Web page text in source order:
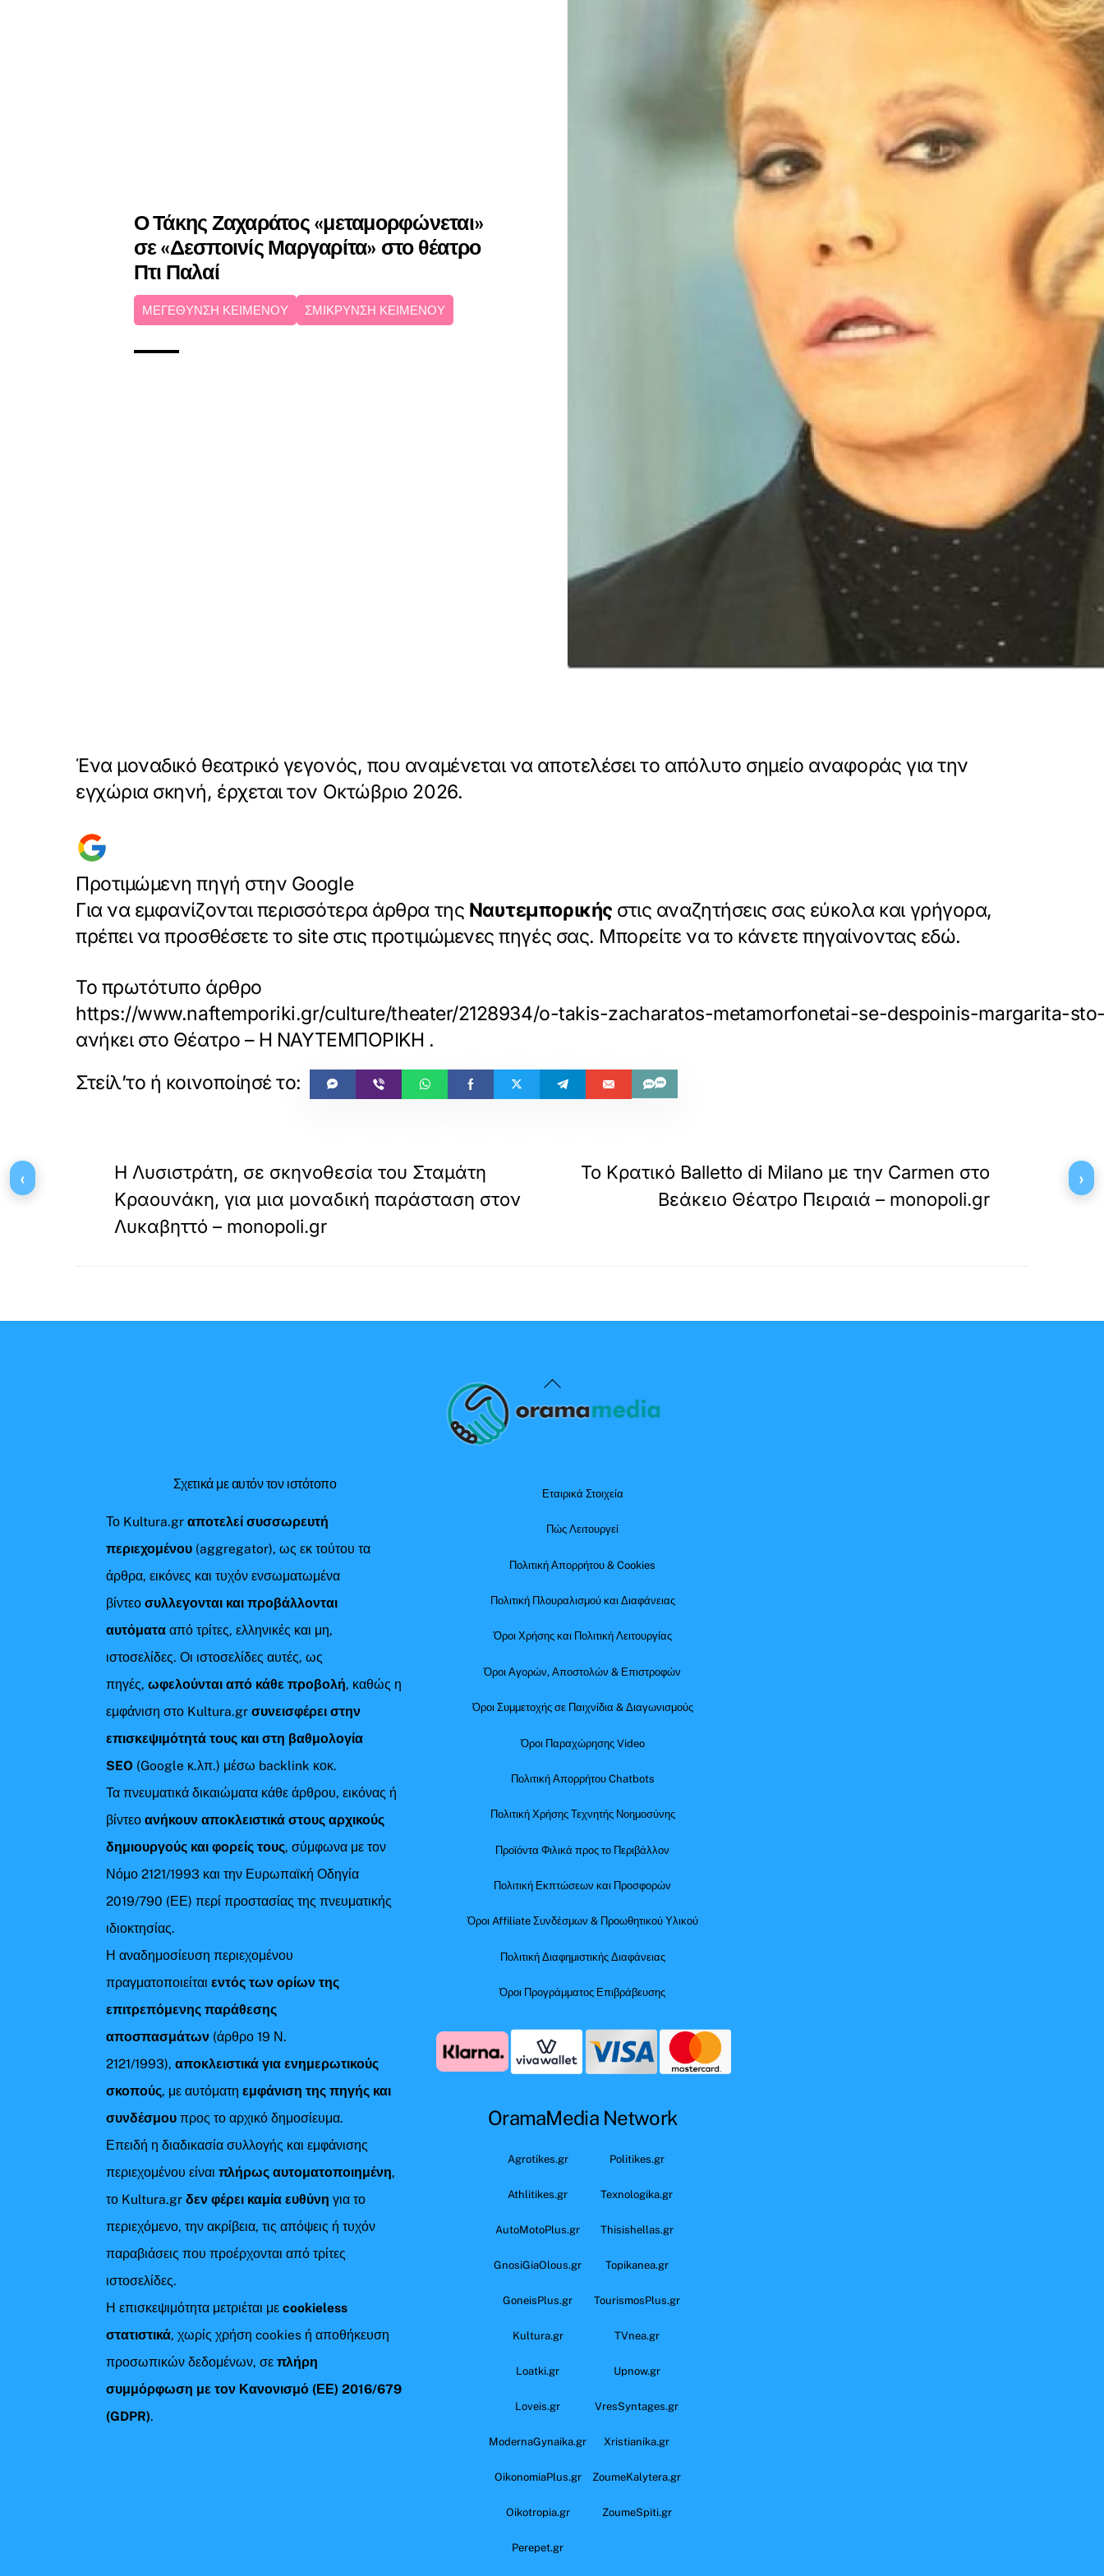
Ο Τάκης Ζαχαράτος «μεταμορφώνεται»
σε «Δεσποινίς Μαργαρίτα» στο θέατρο
Πτι Παλαί
ΜΕΓΕΘΥΝΣΗ ΚΕΙΜΕΝΟΥ ΣΜΙΚΡΥΝΣΗ ΚΕΙΜΕΝΟΥ
Ένα μοναδικό θεατρικό γεγονός, που αναμένεται να αποτελέσει το απόλυτο σημείο αναφοράς για την
εγχώρια σκηνή, έρχεται τον Οκτώβριο 2026.
Προτιμώμενη πηγή στην Google
Για να εμφανίζονται περισσότερα άρθρα της Ναυτεμπορικής στις αναζητήσεις σας εύκολα και γρήγορα,
πρέπει να προσθέσετε το site στις προτιμώμενες πηγές σας. Μπορείτε να το κάνετε πηγαίνοντας εδώ.
Το πρωτότυπο άρθρο
https://www.naftemporiki.gr/culture/theater/2128934/o-takis-zacharatos-metamorfonetai-se-despoinis-margarita-
ανήκει στο Θέατρο – Η ΝΑΥΤΕΜΠΟΡΙΚΗ .
Η Λυσιστράτη, σε σκηνοθεσία του Σταμάτη
Κραουνάκη, για μια μοναδική παράσταση στον
Λυκαβηττό – monopoli.gr
Το Κρατικό Balletto di Milano με την Carmen στο
Βεάκειο Θέατρο Πειραιά – monopoli.gr
Back
To
Σχετικά με αυτόν τον ιστότοπο
Το Kultura.grαποτελεί συσσωρευτή
περιεχομένου (aggregator), ως εκ τούτου τα
άρθρα, εικόνες και τυχόν ενσωματωμένα
βίντεοσυλλεγονται και προβάλλονται
αυτόματααπό τρίτες, ελληνικές και μη,
ιστοσελίδες. Οι ιστοσελίδες αυτές, ως
πηγές,ωφελούνται από κάθε προβολή, καθώς η
εμφάνιση στο Kultura.gr συνεισφέρει στην
επισκεψιμότητά τους και στη βαθμολογία
SEO (Google κ.λπ.) μέσω backlink κοκ.
Τα πνευματικά δικαιώματα κάθε άρθρου, εικόνας ή
βίντεοανήκουν αποκλειστικά στους αρχικούς
δημιουργούς και φορείς τους, σύμφωνα με τον
Νόμο 2121/1993 και την Ευρωπαϊκή Οδηγία
2019/790 (ΕΕ) περί προστασίας της πνευματικής
ιδιοκτησίας.
Η αναδημοσίευση περιεχομένου
πραγματοποιείταιεντός των ορίων της
επιτρεπόμενης παράθεσης
αποσπασμάτων (άρθρο 19 Ν.
2121/1993), αποκλειστικά για ενημερωτικούς
σκοπούς, με αυτόματηεμφάνιση της πηγής και
συνδέσμου προς το αρχικό δημοσίευμα.
Επειδή η διαδικασία συλλογής και εμφάνισης
περιεχομένου είναιπλήρως αυτοματοποιημένη,
το Kultura.grδεν φέρει καμία ευθύνη για το
περιεχόμενο, την ακρίβεια, τις απόψεις ή τυχόν
παραβιάσεις που προέρχονται από τρίτες
ιστοσελίδες.
Η επισκεψιμότητα μετριέται μεcookieless
στατιστικά, χωρίς χρήση cookies ή αποθήκευση
προσωπικών δεδομένων, σεπλήρη
συμμόρφωση με τον Κανονισμό (ΕΕ) 2016/679
(GDPR).
Εταιρικά Στοιχεία
Πώς Λειτουργεί
Πολιτική Απορρήτου & Cookies
Πολιτική Πλουραλισμού και Διαφάνειας
Όροι Χρήσης και Πολιτική Λειτουργίας
Όροι Αγορών, Αποστολών & Επιστροφών
Όροι Συμμετοχής σε Παιχνίδια & Διαγωνισμούς
Όροι Παραχώρησης Video
Πολιτική Απορρήτου Chatbots
Πολιτική Χρήσης Τεχνητής Νοημοσύνης
Προϊόντα Φιλικά προς το Περιβάλλον
Πολιτική Εκπτώσεων και Προσφορών
Όροι Affiliate Συνδέσμων & Προωθητικού Υλικού
Πολιτική Διαφημιστικής Διαφάνειας
Όροι Προγράμματος Επιβράβευσης
OramaMedia Network
Agrotikes.gr Politikes.gr
Athlitikes.gr Texnologika.gr
AutoMotoPlus.gr Thisishellas.gr
GnosiGiaOlous.gr Topikanea.gr
GoneisPlus.gr TourismosPlus.gr
Kultura.gr TVnea.gr
Loatki.gr Upnow.gr
Loveis.gr VresSyntages.gr
ModernaGynaika.gr Xristianika.gr
OikonomiaPlus.gr ZoumeKalytera.gr
Oikotropia.gr ZoumeSpiti.gr
Perepet.gr
‹ ›